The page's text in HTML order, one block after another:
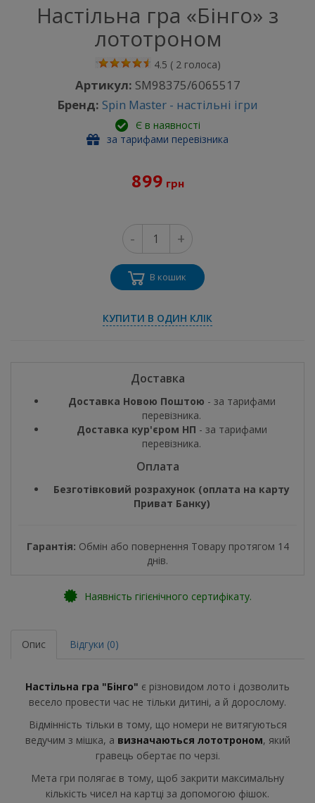
Настільна гра «Бінго» з
лототроном
4.5 ( 2голоса)
Артикул: SM98375/6065517
Бренд: Spin Master - настільні ігри
Є в наявності
за тарифами перевізника
899 грн
- +
В кошик
КУПИТИ В ОДИН КЛІК
Доставка
Доставка Новою Поштою - за тарифами
перевізника.
Доставка кур'єром НП - за тарифами
перевізника.
Оплата
Безготівковий розрахунок (оплата на карту
Приват Банку)
Гарантія: Обмін або повернення Товару протягом 14
днів.
Наявність гігієнічного сертифікату.
Опис Відгуки (0)
Настільна гра "Бінго" є різновидом лото і дозволить
весело провести час не тільки дитині, а й дорослому.
Відмінність тільки в тому, що номери не витягуються
ведучим з мішка, а визначаються лототроном, який
гравець обертає по черзі.
Мета гри полягає в тому, щоб закрити максимальну
кількість чисел на картці за допомогою фішок.